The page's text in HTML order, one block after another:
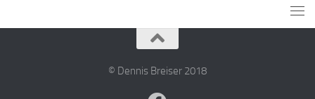
© Dennis Breiser 2018